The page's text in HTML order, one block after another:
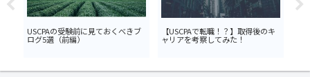
USCPAの受験前に見ておくべきブ
ログ5選（前編）
【USCPAで転職！？】取得後のキ
ャリアを考察してみた！